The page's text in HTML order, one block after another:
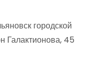
городской
Галактионова, 45